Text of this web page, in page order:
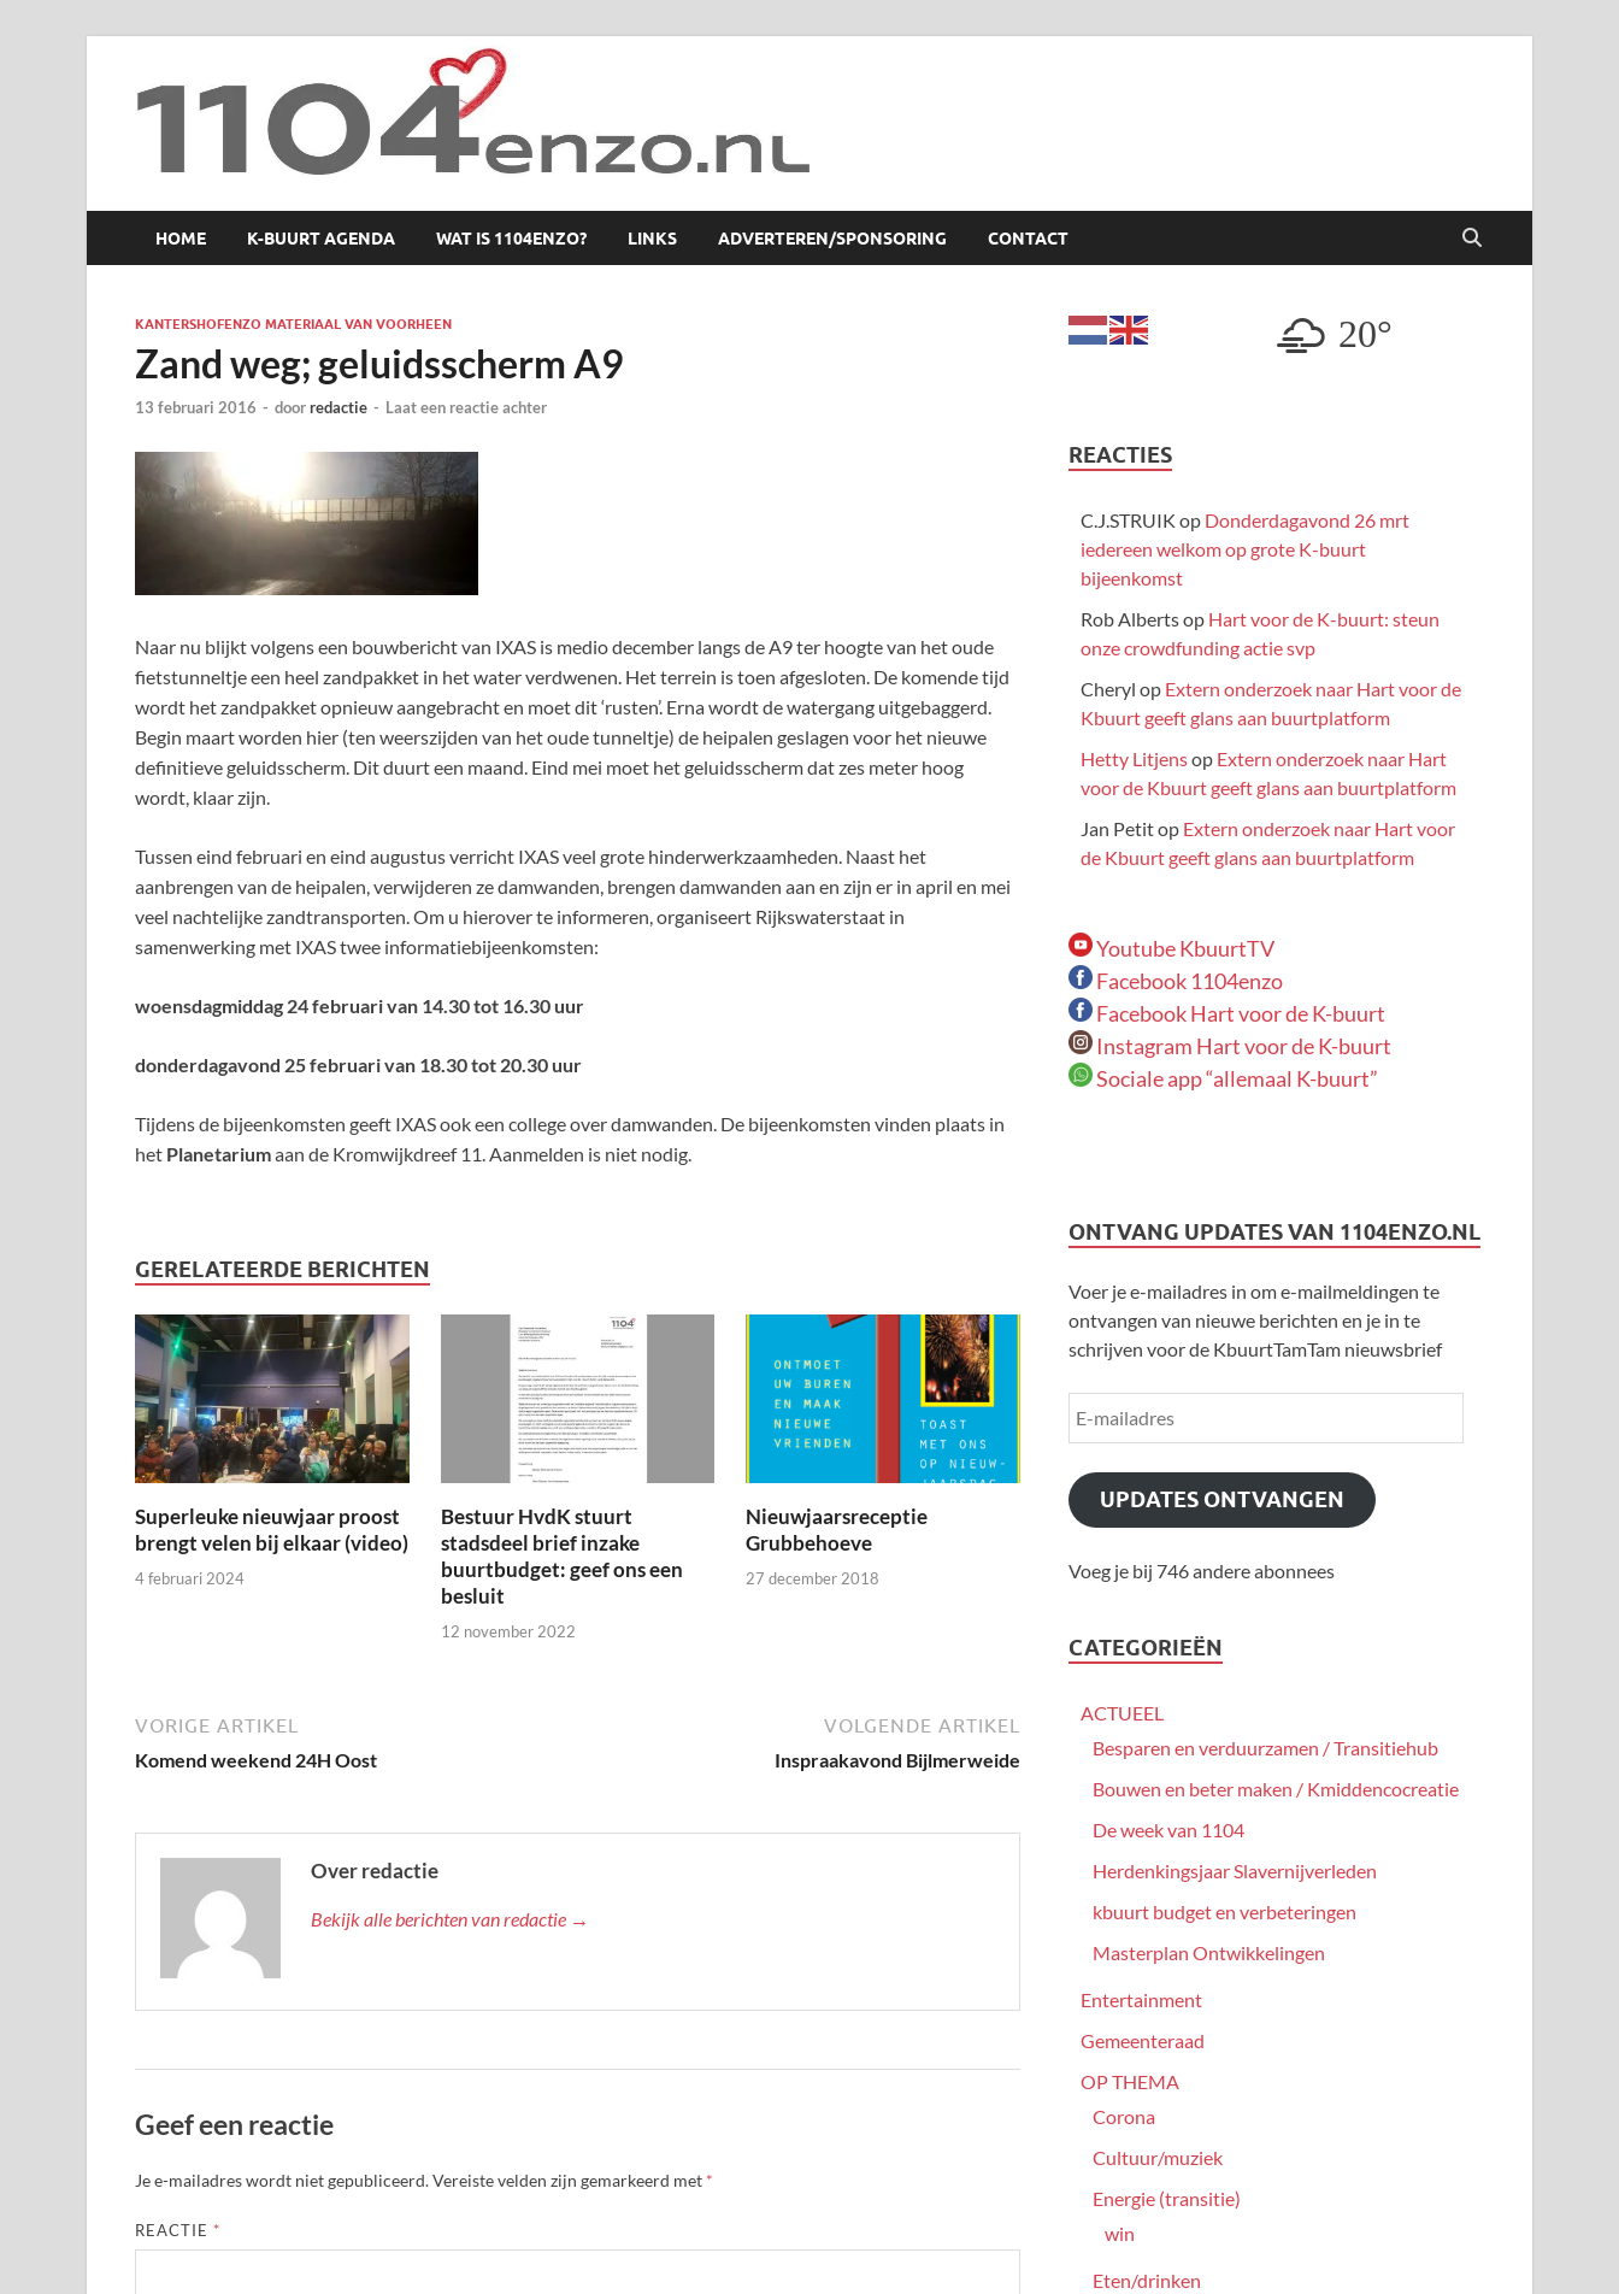
1104 en zo
HOME K-BUURT AGENDA WAT IS 1104ENZO? LINKS ADVERTEREN/SPONSORING CONTACT
KANTERSHOFENZO MATERIAAL VAN VOORHEEN
Zand weg; geluidsscherm A9
13 februari 2016 - doorredactie - Laat een reactie achter
Naar nu blijkt volgens een bouwbericht van IXAS is medio december langs de A9 ter hoogte van het oude
fietstunneltje een heel zandpakket in het water verdwenen. Het terrein is toen afgesloten. De komende tijd
wordt het zandpakket opnieuw aangebracht en moet dit ‘rusten’. Erna wordt de watergang uitgebaggerd.
Begin maart worden hier (ten weerszijden van het oude tunneltje) de heipalen geslagen voor het nieuwe
definitieve geluidsscherm. Dit duurt een maand. Eind mei moet het geluidsscherm dat zes meter hoog
wordt, klaar zijn.
Tussen eind februari en eind augustus verricht IXAS veel grote hinderwerkzaamheden. Naast het
aanbrengen van de heipalen, verwijderen ze damwanden, brengen damwanden aan en zijn er in april en mei
veel nachtelijke zandtransporten. Om u hierover te informeren, organiseert Rijkswaterstaat in
samenwerking met IXAS twee informatiebijeenkomsten:
woensdagmiddag 24 februari van 14.30 tot 16.30 uur
donderdagavond 25 februari van 18.30 tot 20.30 uur
Tijdens de bijeenkomsten geeft IXAS ook een college over damwanden. De bijeenkomsten vinden plaats in
het Planetariumaan de Kromwijkdreef 11. Aanmelden is niet nodig.
GERELATEERDE BERICHTEN
Superleuke nieuwjaar proost
brengt velen bij elkaar (video)
4 februari 2024
Bestuur HvdK stuurt
stadsdeel brief inzake
buurtbudget: geef ons een
besluit
12 november 2022
Nieuwjaarsreceptie
Grubbehoeve
27 december 2018
VORIGE ARTIKEL
Komend weekend 24H Oost
VOLGENDE ARTIKEL
Inspraakavond Bijlmerweide
Over redactie
Bekijk alle berichten van redactie →
Geef een reactie
Je e-mailadres wordt niet gepubliceerd.Vereiste velden zijn gemarkeerd met *
REACTIE *
20°
REACTIES
C.J.STRUIK op Donderdagavond 26 mrt
iedereen welkom op grote K-buurt
bijeenkomst
Rob Albertsop Hart voor de K-buurt: steun
onze crowdfunding actie svp
Cheryl op Extern onderzoek naar Hart voor de
Kbuurt geeft glans aan buurtplatform
Hetty Litjensop Extern onderzoek naar Hart
voor de Kbuurt geeft glans aan buurtplatform
Jan Petitop Extern onderzoek naar Hart voor
de Kbuurt geeft glans aan buurtplatform
Youtube KbuurtTV
Facebook 1104enzo
Facebook Hart voor de K-buurt
Instagram Hart voor de K-buurt
Sociale app “allemaal K-buurt”
ONTVANG UPDATES VAN 1104ENZO.NL
Voer je e-mailadres in om e-mailmeldingen te
ontvangen van nieuwe berichten en je in te
schrijven voor de KbuurtTamTam nieuwsbrief
UPDATES ONTVANGEN
Voeg je bij 746 andere abonnees
CATEGORIEËN
ACTUEEL
Besparen en verduurzamen / Transitiehub
Bouwen en beter maken / Kmiddencocreatie
De week van 1104
Herdenkingsjaar Slavernijverleden
kbuurt budget en verbeteringen
Masterplan Ontwikkelingen
Entertainment
Gemeenteraad
OP THEMA
Corona
Cultuur/muziek
Energie (transitie)
win
Eten/drinken